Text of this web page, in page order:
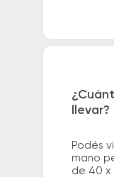
llevar?
Podés
mano
de 40 x